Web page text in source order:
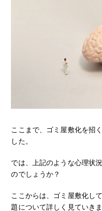
ここまで、ゴミ屋敷化を招
した。
では、上記のような心理状
のでしょうか？
ここからは、ゴミ屋敷化し
題について詳しく見ていきま